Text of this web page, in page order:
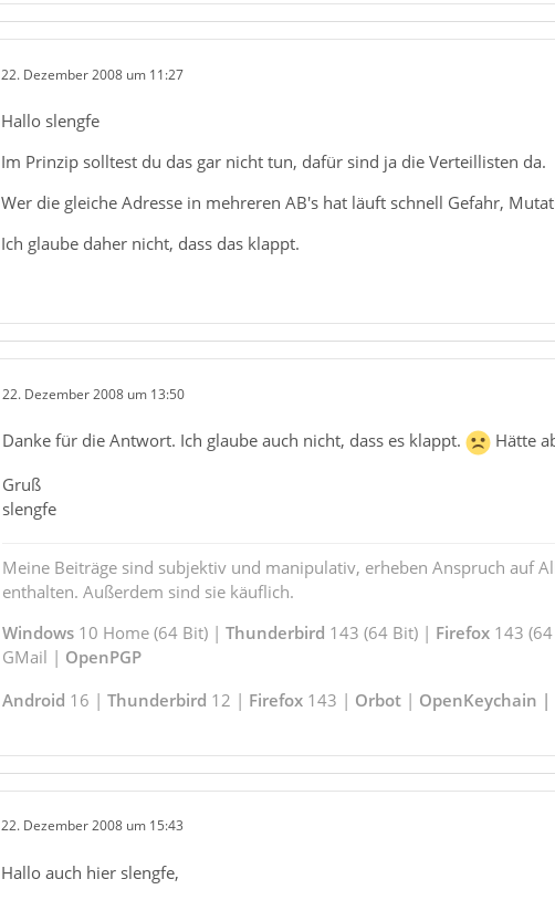
22. Dezember 2008 um 11:27
Hallo slengfe
Im Prinzip solltest du das gar nicht tun, dafür sind ja die Verteillisten da.
Wer die gleiche Adresse in mehreren AB's hat läuft schnell Gefahr,
Ich glaube daher nicht, dass das klappt.
22. Dezember 2008 um 13:50
Danke für die Antwort. Ich glaube auch nicht, dass es klappt.
Hätte
Gruß
slengfe
Meine Beiträge sind subjektiv und manipulativ, erheben Anspruch auf
enthalten. Außerdem sind sie käuflich.
Windows10 Home (64 Bit) | Thunderbird 143 (64 Bit) | Firefox143
GMail | OpenPGP
Android 16 | Thunderbird 12 | Firefox143 | Orbot| OpenKeychain |
22. Dezember 2008 um 15:43
Hallo auch hier slengfe,